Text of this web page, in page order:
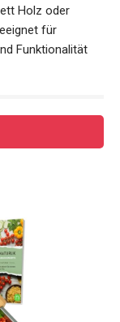
Holz oder
für
Funktionalität